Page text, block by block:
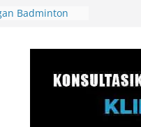
Badminton